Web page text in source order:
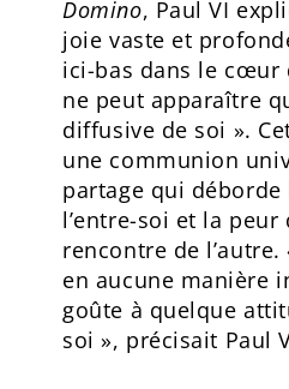
Domino, Paul VI
joie vaste et
ici-bas dans le cœur
ne peut apparaître
diffusive de soi ».
une communion
partage qui déborde
l’entre-soi et la peur
rencontre de
en aucune manière
goûte à quelque
soi », précisait Paul